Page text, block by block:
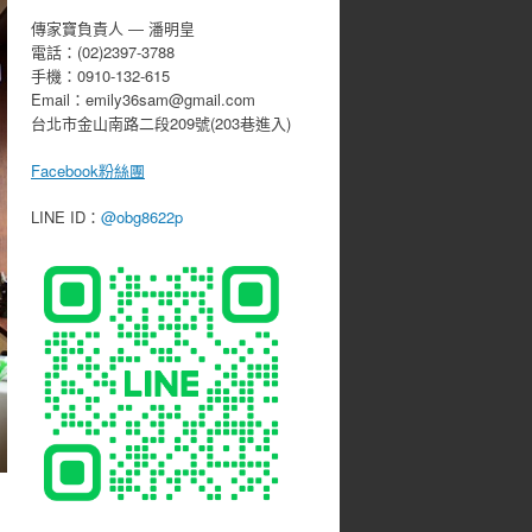
傳家寶負責人 ― 潘明皇
電話：(02)2397-3788
手機：0910-132-615
Email：emily36sam@gmail.com
台北市金山南路二段209號(203巷進入)
Facebook粉絲團
LINE ID： @obg8622p